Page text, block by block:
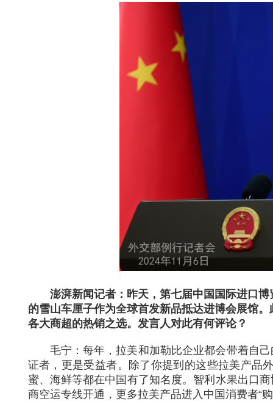
澎湃新闻记者：昨天，第七届中国国际进口
的雪山车厘子作为全球首发新品抵达进博会展馆
各大商超的热销之选。发言人对此有何评论？
毛宁：每年，拉美和加勒比企业都会带着自
证者，更是受益者。除了你提到的这些拉美产品
蜜、海鲜等都在中国有了知名度。智利水果出口
商空运专线开通，更多拉美产品进入中国消费者“